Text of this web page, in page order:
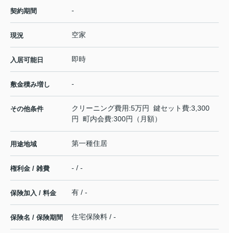
契約期間 -
現況 空家
入居可能日 即時
敷金積み増し -
その他条件
クリーニング費用:5万円 鍵セット費:3,300
円 町内会費:300円（月額）
用途地域 第一種住居
権利金 / 雑費 - / -
保険加入 / 料金 有 / -
保険名 / 保険期間 住宅保険料 / -